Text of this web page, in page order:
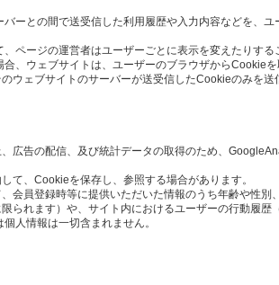
ーとの間で送受信した利用履歴や入力内容などを、
ページの運営者はユーザーごとに表示を変えたりする
、ウェブサイトは、ユーザーのブラウザからCookieを
ウェブサイトのサーバーが送受信したCookieのみを送
広告の配信、及び統計データの取得のため、
て、Cookieを保存し、参照する場合があります。
会員登録時等に提供いただいた情報のうち年齢や性
られます）や、サイト内におけるユーザーの行動履
人情報は一切含まれません。